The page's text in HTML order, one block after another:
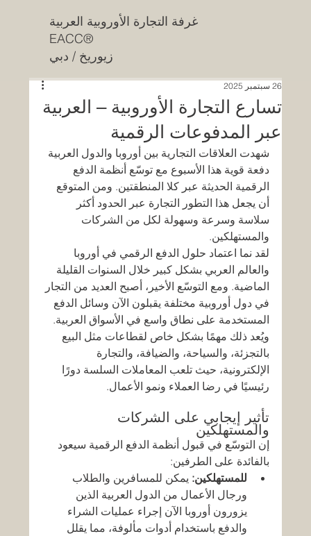
غرفة التجارة الأوروبية العربية
EACC®
زيوريخ / دبي
تسارع التجارة الأوروبية – العربية
عبر المدفوعات الرقمية
26 سبتمبر 2025
شهدت العلاقات التجارية بين أوروبا والدول العربية
دفعة قوية هذا الأسبوع مع توسّع أنظمة الدفع
الرقمية الحديثة عبر كلا المنطقتين. ومن المتوقع
أن يجعل هذا التطور التجارة عبر الحدود أكثر
سلاسة وسرعة وسهولة لكل من الشركات
والمستهلكين.
لقد نما اعتماد حلول الدفع الرقمي في أوروبا
والعالم العربي بشكل كبير خلال السنوات القليلة
الماضية. ومع التوسّع الأخير، أصبح العديد من التجار
في دول أوروبية مختلفة يقبلون الآن وسائل الدفع
المستخدمة على نطاق واسع في الأسواق العربية.
ويُعد ذلك مهمًا بشكل خاص لقطاعات مثل البيع
بالتجزئة، والسياحة، والضيافة، والتجارة
الإلكترونية، حيث تلعب المعاملات السلسة دورًا
رئيسيًا في رضا العملاء ونمو الأعمال.
تأثير إيجابي على الشركات
والمستهلكين
إن التوسّع في قبول أنظمة الدفع الرقمية سيعود
بالفائدة على الطرفين:
للمستهلكين: يمكن للمسافرين والطلاب
ورجال الأعمال من الدول العربية الذين
يزورون أوروبا الآن إجراء عمليات الشراء
والدفع باستخدام أدوات مألوفة، مما يقلل